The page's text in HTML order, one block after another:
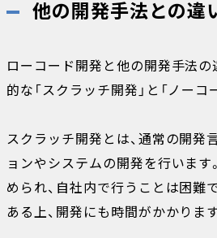
他の開発手法との違
ローコード開発と他の開発手法の
的な「スクラッチ開発」と「ノー
スクラッチ開発とは、通常の開発
ョンやシステムの開発を行います
められ、自社内で行うことは困難
ある上、開発にも時間がかかります